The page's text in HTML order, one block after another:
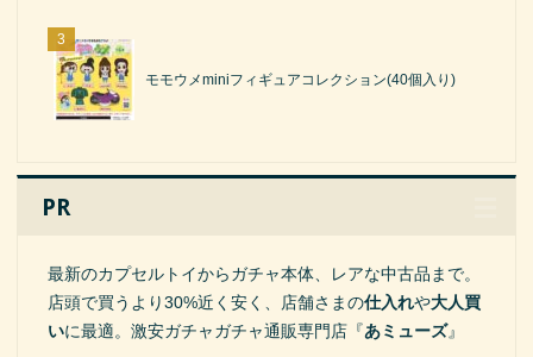
モモウメminiフィギュアコレクション(40個入り)
PR
最新のカプセルトイからガチャ本体、レアな中古品まで。
店頭で買うより30%近く安く、店舗さまの仕入れや大人買
いに最適。激安ガチャガチャ通販専門店『あミューズ』